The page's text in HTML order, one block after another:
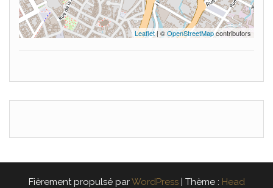
Leaflet| ©OpenStreetMapcontributors
Fièrement propulsé parWordPress | Thème : Head